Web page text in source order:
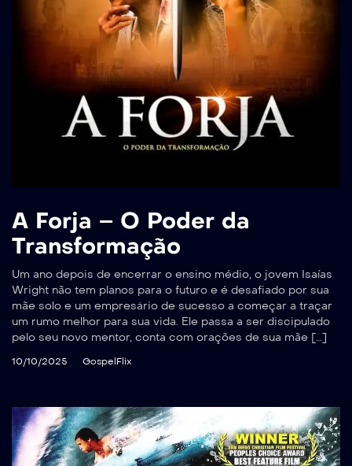
A Forja – O Poder da
Transformação
Um ano depois de encerrar o ensino médio, o jovem Isaías
Wright não tem planos para o futuro e é desafiado por sua
mãe solo e um empresário de sucesso a começar a traçar
um rumo melhor para sua vida. Ele passa a ser discipulado
pelo seu novo mentor, conta com orações de sua mãe […]
10/10/2025 GospelFlix